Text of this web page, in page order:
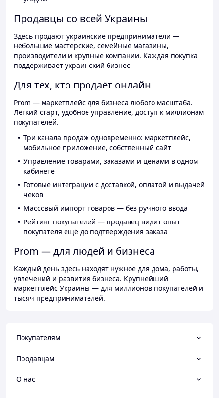
Продавцы со всей Украины
Здесь продают украинские предприниматели —
небольшие мастерские, семейные магазины,
производители и крупные компании. Каждая покупка
поддерживает украинский бизнес.
Для тех, кто продаёт онлайн
Prom — маркетплейс для бизнеса любого масштаба.
Лёгкий старт, удобное управление, доступ к миллионам
покупателей.
Три канала продаж одновременно: маркетплейс,
мобильное приложение, собственный сайт
Управление товарами, заказами и ценами в одном
кабинете
Готовые интеграции с доставкой, оплатой и выдачей
чеков
Массовый импорт товаров — без ручного ввода
Рейтинг покупателей — продавец видит опыт
покупателя ещё до подтверждения заказа
Prom — для людей и бизнеса
Каждый день здесь находят нужное для дома, работы,
увлечений и развития бизнеса. Крупнейший
маркетплейс Украины — для миллионов покупателей и
тысяч предпринимателей.
Покупателям
Продавцам
О нас